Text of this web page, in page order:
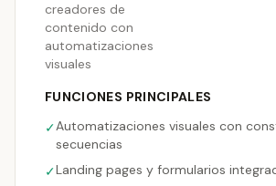
creadores de
contenido con
automatizaciones
visuales
FUNCIONES PRINCIPALES
✓Automatizaciones visuales con
secuencias
✓Landing pages y formularios